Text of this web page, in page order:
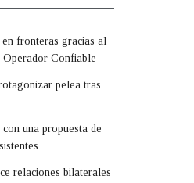
fronteras gracias al
Operador Confiable
pelea tras
una propuesta de
relaciones bilaterales